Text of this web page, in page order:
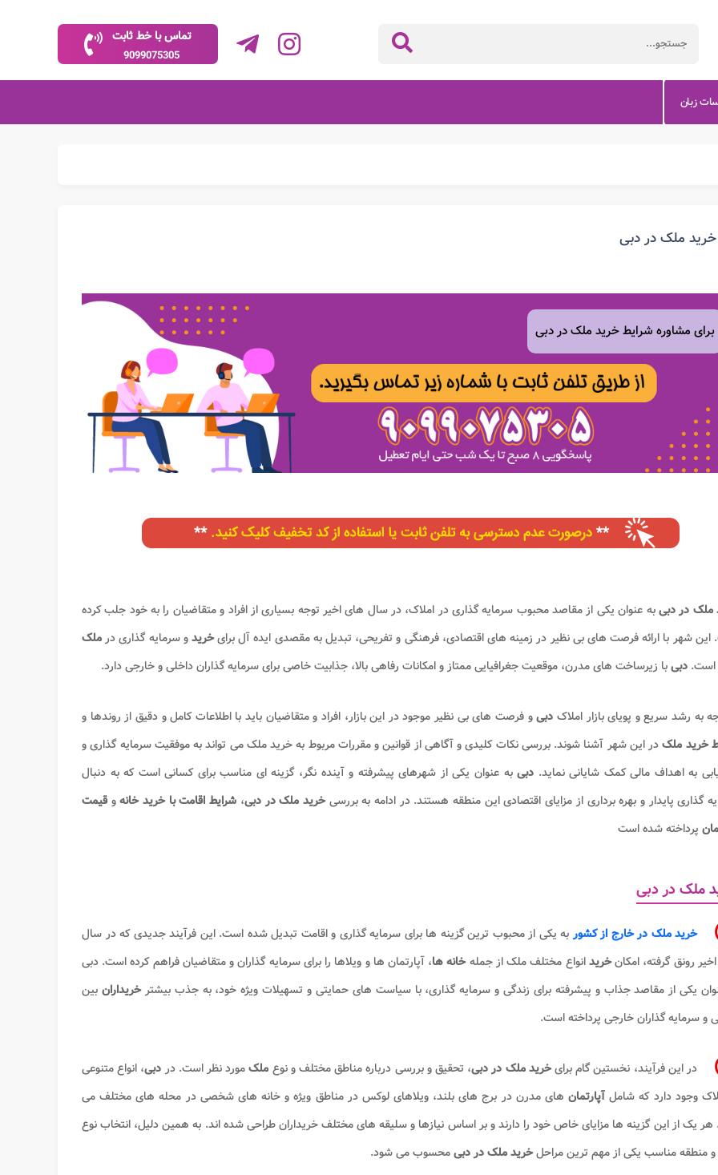
تماس با خط ثابت
9099075305
زبان
خرید ملک در دبی
برای مشاوره شرایط خرید ملک در دبی
ملک در دبیبه عنوان یکی از مقاصد محبوب سرمایه گذاری در املاک، در سال های اخیر توجه بسیاری از افراد و متقاضیان را به خود جلب کرده
شهر با ارائه فرصت های بی نظیر در زمینه های اقتصادی، فرهنگی و تفریحی، تبدیل به مقصدی ایده آل برایخریدو سرمایه گذاری درملک
دبیبا زیرساخت های مدرن، موقعیت جغرافیایی ممتاز و امکانات رفاهی بالا، جذابیت خاصی برای سرمایه گذاران داخلی و خارجی دارد.
به رشد سریع و پویای بازار املاک دبیو فرصت های بی نظیر موجود در این بازار، افراد و متقاضیان باید با اطلاعات کامل و دقیق از روندها و
خرید ملکدر این شهر آشنا شوند. بررسی نکات کلیدی و آگاهی از قوانین و مقررات مربوط به خرید ملک می تواند به موفقیت سرمایه گذاری و
به اهداف مالی کمک شایانی نماید. دبیبه عنوان یکی از شهرهای پیشرفته و آینده نگر، گزینه ای مناسب برای کسانی است که به دنبال
گذاری پایدار و بهره برداری از مزایای اقتصادی این منطقه هستند. در ادامه به بررسیخرید ملک در دبی، شرایط اقامت با خرید خانهوقیمت
پرداخته شده است
ملک در دبی
خرید ملک در خارج از کشوربه یکی از محبوب ترین گزینه ها برای سرمایه گذاری و اقامت تبدیل شده است. این فرآیند جدیدی که در سال
رونق گرفته، امکانخریدانواع مختلف ملک از جملهخانه ها، آپارتمان ها و ویلاها را برای سرمایه گذاران و متقاضیان فراهم کرده است. دبی
یکی از مقاصد جذاب و پیشرفته برای زندگی و سرمایه گذاری، با سیاست های حمایتی و تسهیلات ویژه خود، به جذب بیشترخریداران بین
و سرمایه گذاران خارجی پرداخته است.
در این فرآیند، نخستین گام برایخرید ملک در دبی، تحقیق و بررسی درباره مناطق مختلف و نوع ملکمورد نظر است. در دبی، انواع متنوعی
وجود دارد که شامل آپارتمانهای مدرن در برج های بلند، ویلاهای لوکس در مناطق ویژه و خانه های شخصی در محله های مختلف می
یک از این گزینه ها مزایای خاص خود را دارند و بر اساس نیازها و سلیقه های مختلف خریداران طراحی شده اند. به همین دلیل، انتخاب نوع
و منطقه مناسب یکی از مهم ترین مراحلخرید ملک در دبیمحسوب می شود.